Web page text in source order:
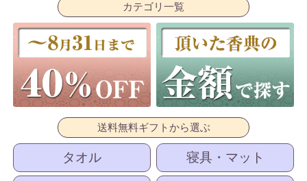
カテゴリ一覧
送料無料ギフトから選ぶ
タオル 寝具・マット